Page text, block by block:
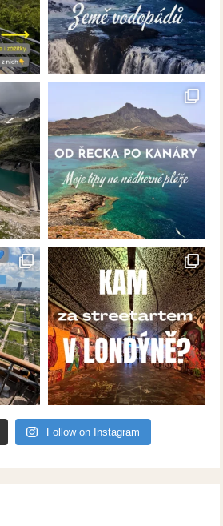
Follow on Instagram